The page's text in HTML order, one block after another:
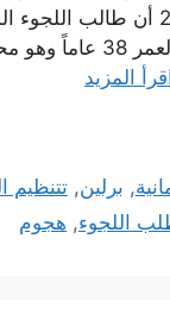
الثاني/ يناير 2017 أن
إرهابية يبلغ من
المزيد
, برلين,تتنظيم
اللجوء, هجوم